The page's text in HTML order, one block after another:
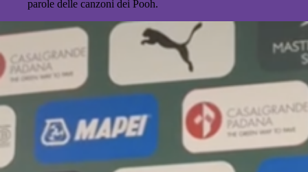
parole delle canzoni dei Pooh.